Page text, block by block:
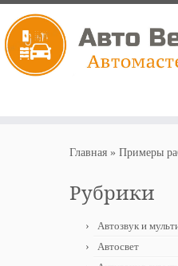
Главная » Примеры
Рубрики
Автозвук и
Автосвет